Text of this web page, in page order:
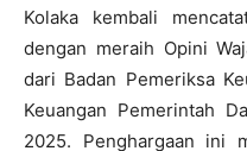
Kolaka kembali
dengan meraih Opini
dari Badan Pemeriksa
Keuangan Pemerintah
2025. Penghargaan ini